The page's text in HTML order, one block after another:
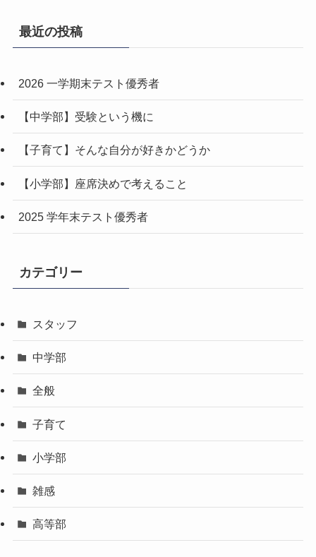
最近の投稿
2026 一学期末テスト優秀者
【中学部】受験という機に
【子育て】そんな自分が好きかどうか
【小学部】座席決めで考えること
2025 学年末テスト優秀者
カテゴリー
スタッフ
中学部
全般
子育て
小学部
雑感
高等部